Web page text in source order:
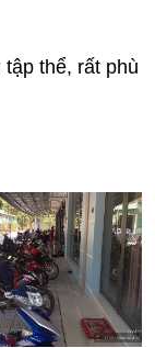
thể, rất phù